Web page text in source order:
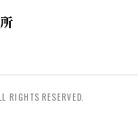
RESERVED.